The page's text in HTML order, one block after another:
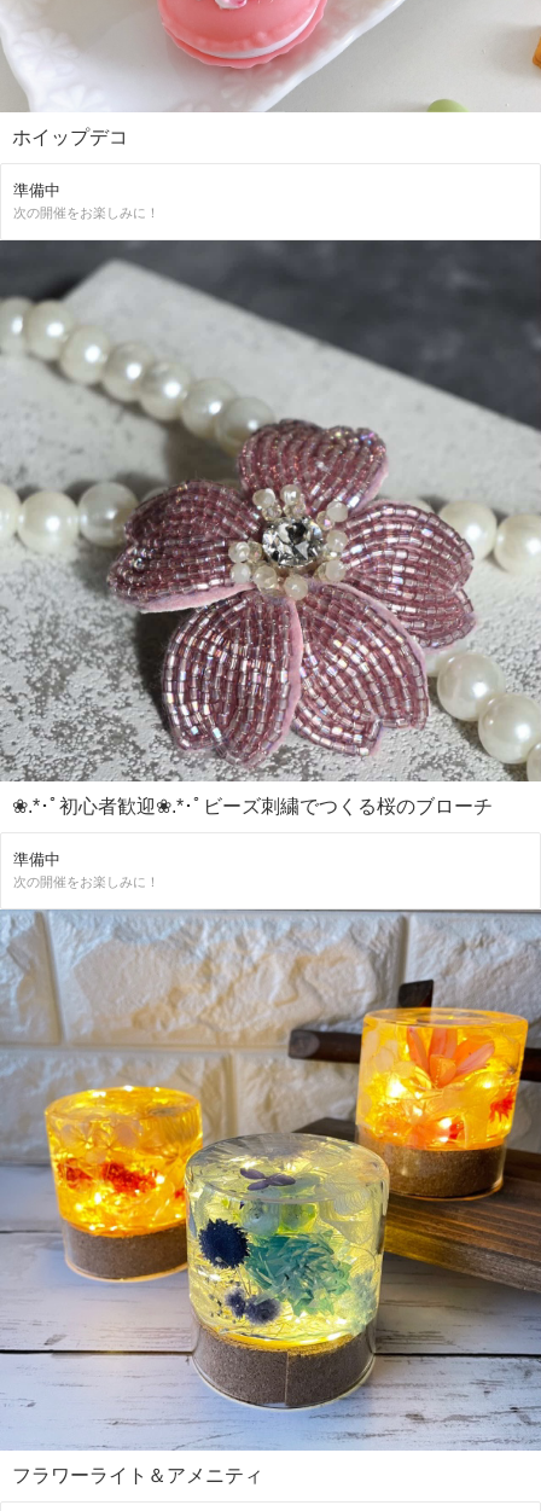
ホイップデコ
準備中
次の開催をお楽しみに！
❀.*･ﾟ初心者歓迎❀.*･ﾟビーズ刺繍でつくる桜のブローチ
準備中
次の開催をお楽しみに！
フラワーライト＆アメニティ